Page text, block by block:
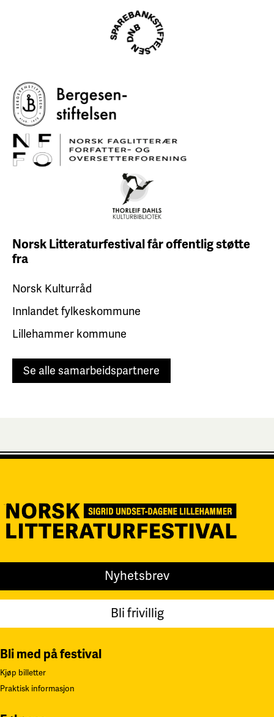
Norsk Litteraturfestival fåroffentlig støtte
fra
Norsk Kulturråd
Innlandet fylkeskommune
Lillehammer kommune
Se alle samarbeidspartnere
Nyhetsbrev
Bli frivillig
Bli med på festival
Kjøp billetter
Praktisk informasjon